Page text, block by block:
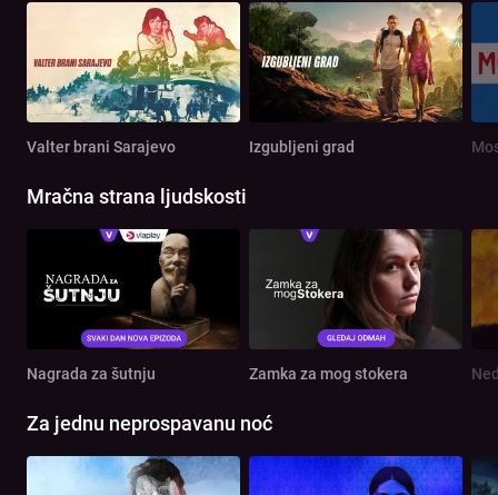
Valter brani Sarajevo Izgubljeni grad
Mračna strana ljudskosti
Nagrada za šutnju Zamka za mog stokera
Za jednu neprospavanu noć